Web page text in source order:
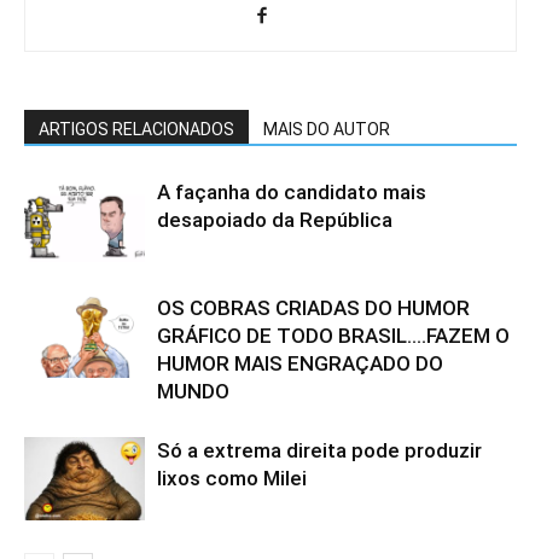
ARTIGOS RELACIONADOS MAIS DO AUTOR
A façanha do candidato mais
desapoiado da República
OS COBRAS CRIADAS DO HUMOR
GRÁFICO DE TODO BRASIL….FAZEM O
HUMOR MAIS ENGRAÇADO DO
MUNDO
Só a extrema direita pode produzir
lixos como Milei